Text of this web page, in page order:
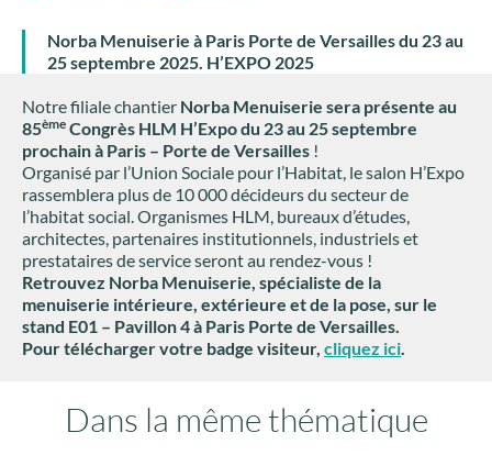
Norba Menuiserie à Paris Porte de Versailles du 23 au
25 septembre 2025. H’EXPO 2025
Notre filiale chantier Norba Menuiserie sera présente au
85ème Congrès HLM H’Expo du 23 au 25 septembre
prochain à Paris – Porte de Versailles !
Organisé par l’Union Sociale pour l’Habitat, le salon H’Expo
rassemblera plus de 10 000 décideurs du secteur de
l’habitat social. Organismes HLM, bureaux d’études,
architectes, partenaires institutionnels, industriels et
prestataires de service seront au rendez-vous !
Retrouvez Norba Menuiserie, spécialiste de la
menuiserie intérieure, extérieure et de la pose, sur le
stand E01 – Pavillon 4 à Paris Porte de Versailles.
Pour télécharger votre badge visiteur, cliquez ici
Dans la même thématique